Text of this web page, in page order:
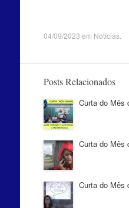
04/09/2023 em Notícias.
Posts Relacionados
Curta do Mês
Curta do Mês
Curta do Mês